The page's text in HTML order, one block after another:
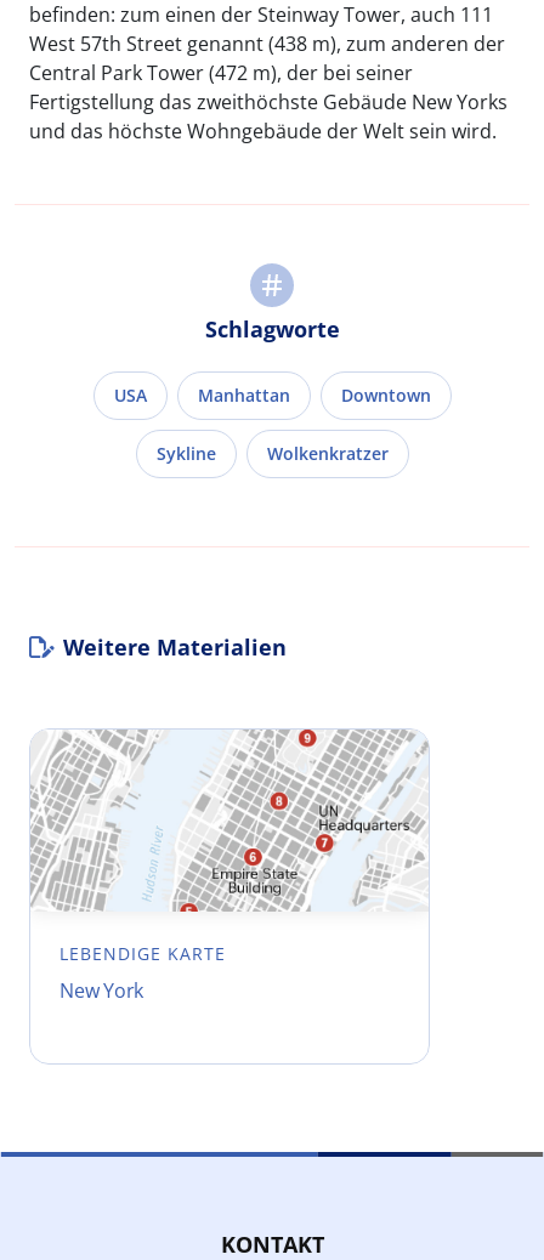
befinden: zum einen der Steinway Tower, auch 111
West 57th Street genannt (438 m), zum anderen der
Central Park Tower (472 m), der bei seiner
Fertigstellung das zweithöchste Gebäude New Yorks
und das höchste Wohngebäude der Welt sein wird.
Schlagworte
USA Manhattan Downtown
Sykline Wolkenkratzer
Weitere Materialien
LEBENDIGE KARTE
New York
KONTAKT